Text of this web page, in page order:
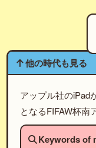
他の時代も見る
アップル社のiPad
となるFIFAW杯南
Keywords of